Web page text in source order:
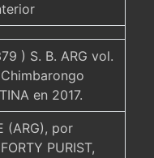
) S. B. ARG vol.
en 2017.
(ARG), por
PURIST,